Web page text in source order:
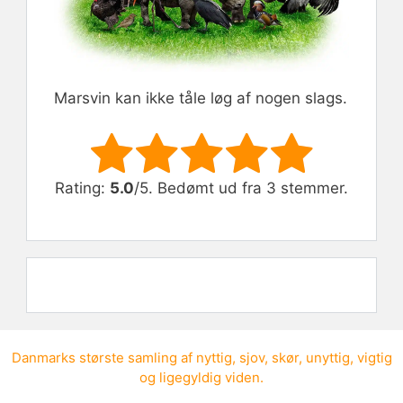
Marsvin kan ikke tåle løg af nogen slags.
Rate this item:
Submit Rating
Rating: 5.0/5. Bedømt ud fra 3 stemmer.
Danmarks største samling af nyttig, sjov, skør, unyttig, vigtig
og ligegyldig viden.